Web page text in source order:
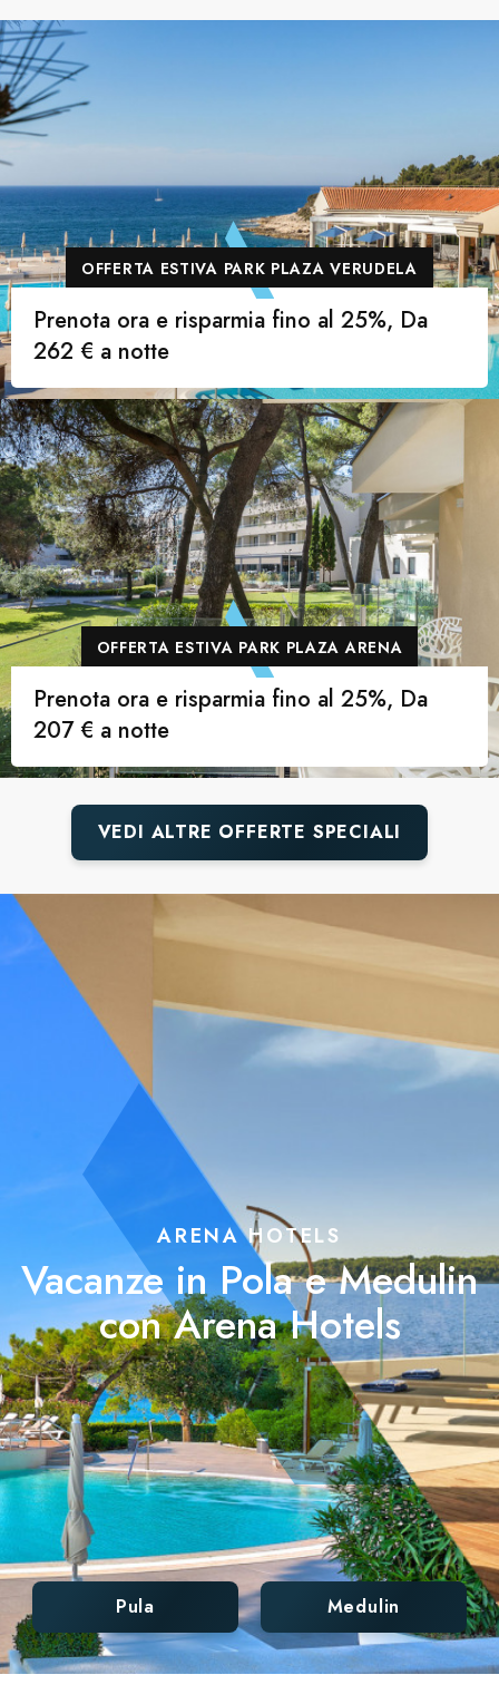
OFFERTA ESTIVA PARK PLAZA VERUDELA
Prenota ora e risparmia fino al 25%, Da
262 € a notte
OFFERTA ESTIVA PARK PLAZA ARENA
Prenota ora e risparmia fino al 25%, Da
207 € a notte
VEDI ALTRE OFFERTE SPECIALI
ARENA HOTELS
Vacanze in Pola e Medulin
con Arena Hotels
Pula Medulin